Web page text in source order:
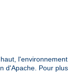
l'environnement
d'Apache. Pour plus